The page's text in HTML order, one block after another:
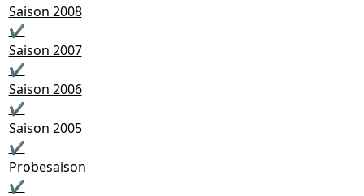
Saison 2008
✔
Saison 2007
✔
Saison 2006
✔
Saison 2005
✔
Probesaison
✔